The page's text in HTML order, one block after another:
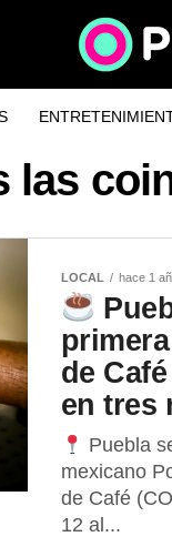
las
LOCAL hace 1
de
en tres
Puebla
mexicano
de Café
12 al...